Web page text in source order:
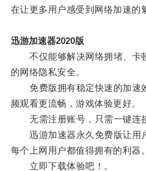
在让更多用户感受到网络加速的
迅游加速器2020版
不仅能够解决网络拥堵、卡
的网络隐私安全。
免费版拥有稳定快速的加速
频观看更流畅，游戏体验更好。
无需注册账号，只需一键连接
迅游加速器永久免费版让用
每个上网用户都值得拥有的利器。
立即下载体验吧！。